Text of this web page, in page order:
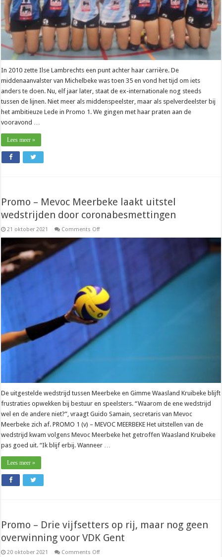
In 2010 zette Ilse Lambrechts een punt achter haar carrière. De
middenaanvalster van Michelbeke was toen 35 en vond het tijd om iets
anders te doen. Nu, elf jaar later, staat de ex-internationale nog steeds
tussen de lijnen. Niet meer als middenspeelster, maar als spelverdeelster bij
het ambitieuze Lede in Promo 1. We gingen met haar praten aan de
vooravond …
Lees meer »
Promo – Mevoc Meerbeke laakt uitstel
wedstrijden door coronabesmettingen
21 oktober 2021 Comments Offon
coronabesmettingen
De uitgestelde wedstrijd tussen Meerbeke en Gimme Waasland Kruibeke blijft
frustraties opwekken bij bestuur en speelsters. “Waarom de ene wedstrijd
wel en de andere niet?”, vraagt Guido Samain, secretaris van Mevoc
Meerbeke zich af. PROMO 1 (v) – MEVOC MEERBEKE Het uitstellen van de
wedstrijd kwam volgens Mevoc Meerbeke het getroffen Waasland Kruibeke
pas goed uit. “Ik blijf erbij. Wanneer …
Lees meer »
Promo – Drie vijfsetters op rij, maar nog geen
overwinning voor VDK Gent
20 oktober 2021 Comments Offon